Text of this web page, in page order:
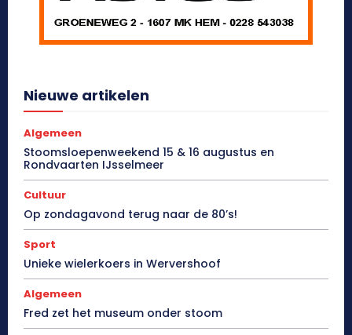
Nieuwe artikelen
Algemeen
Stoomsloepenweekend 15 & 16 augustus en
Rondvaarten IJsselmeer
Cultuur
Op zondagavond terug naar de 80’s!
Sport
Unieke wielerkoers in Wervershoof
Algemeen
Fred zet het museum onder stoom